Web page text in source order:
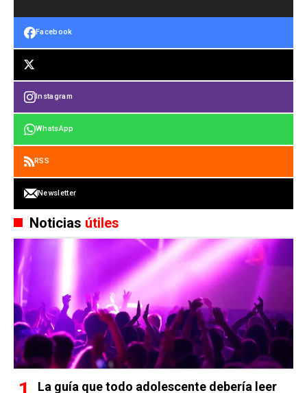
Facebook
Instagram
WhatsApp
RSS
Newsletter
Noticias útiles
La guía que todo adolescente debería leer